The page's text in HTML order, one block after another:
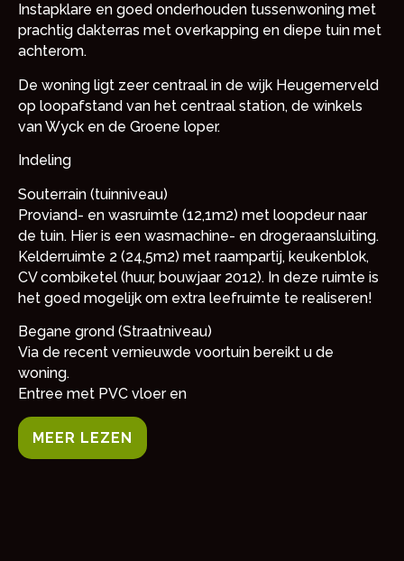
Instapklare en goed onderhouden tussenwoning met
prachtig dakterras met overkapping en diepe tuin met
achterom.
De woning ligt zeer centraal in de wijk Heugemerveld
op loopafstand van het centraal station, de winkels
van Wyck en de Groene loper.
Indeling
Souterrain (tuinniveau)
Proviand- en wasruimte (12,1m2) met loopdeur naar
de tuin. Hier is een wasmachine- en drogeraansluiting.
Kelderruimte 2 (24,5m2) met raampartij, keukenblok,
CV combiketel (huur, bouwjaar 2012). In deze ruimte is
het goed mogelijk om extra leefruimte te realiseren!
Begane grond (Straatniveau)
Via de recent vernieuwde voortuin bereikt u de
woning.
Entree met PVC vloer en
MEER LEZEN